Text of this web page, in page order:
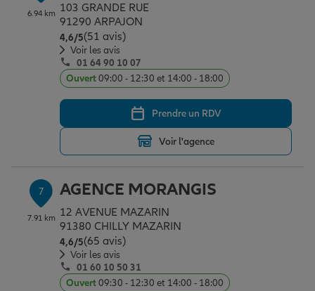
6.94 km 103 GRANDE RUE
91290 ARPAJON
4,6/5Note de 4.6 sur 5
(51 avis)
Voir les avis
01 64 90 10 07
Ouvert09:00 - 12:30 et 14:00 - 18:00
Prendre un RDV
Voir l'agence
7
7.91 km
AGENCE MORANGIS
12 AVENUE MAZARIN
91380 CHILLY MAZARIN
4,6/5Note de 4.6 sur 5
(65 avis)
Voir les avis
01 60 10 50 31
Ouvert09:30 - 12:30 et 14:00 - 18:00